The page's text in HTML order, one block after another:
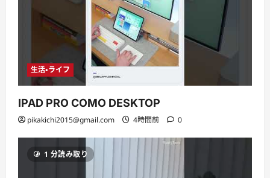
生活・ライフ
IPAD PRO COMO DESKTOP
pikakichi2015@gmail.com 4時間前 0
1 分読み取り